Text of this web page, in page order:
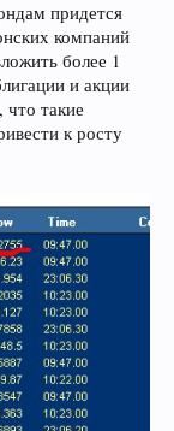
придется
компаний
более 1
и акции
такие
к росту